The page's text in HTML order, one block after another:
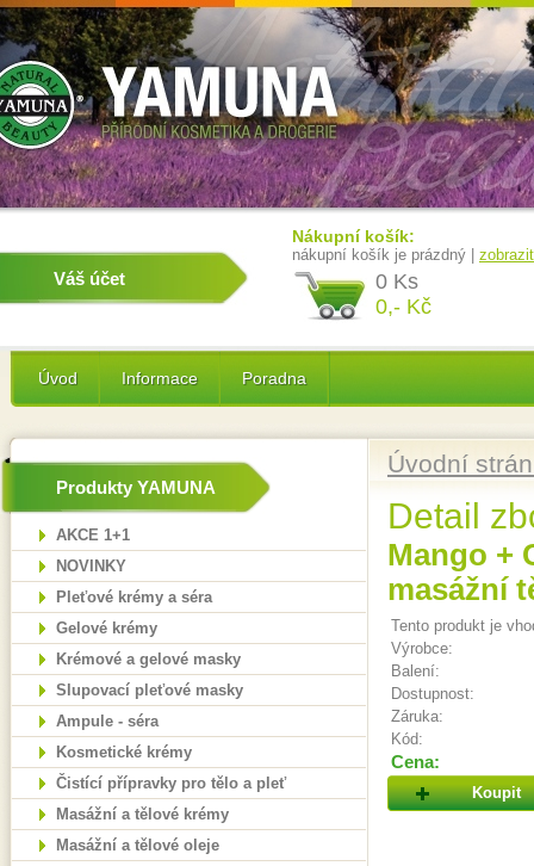
Váš účet
Nákupní košík:
nákupní košík je prázdný |
0 Ks
0,- Kč
Úvod Informace Poradna
Produkty YAMUNA
AKCE 1+1
NOVINKY
Pleťové krémy a séra
Gelové krémy
Krémové a gelové masky
Slupovací pleťové masky
Ampule - séra
Kosmetické krémy
Čistící přípravky pro tělo a pleť
Masážní a tělové krémy
Masážní a tělové oleje
Úvodní
Detail
Mango +
masážní
Tento produkt je
Výrobce:
Balení:
Dostupnost:
Záruka:
Kód:
Cena:
Koupit